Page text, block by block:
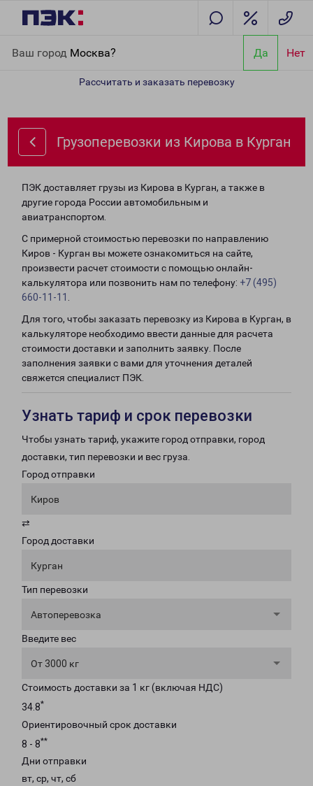
Ваш город Москва? Да Нет
Рассчитать и заказать перевозку
Грузоперевозки из Кирова в Курган
ПЭК доставляет грузы из Кирова в Курган, а также в
другие города России автомобильным и
авиатранспортом.
С примерной стоимостью перевозки по направлению
Киров - Курган вы можете ознакомиться на сайте,
произвести расчет стоимости с помощью онлайн-
калькулятора или позвонить нам по телефону: +7 (495)
660-11-11
Для того, чтобы заказать перевозку из Кирова в Курган, в
калькуляторе необходимо ввести данные для расчета
стоимости доставки и заполнить заявку. После
заполнения заявки с вами для уточнения деталей
свяжется специалист ПЭК.
Узнать тариф и срок перевозки
Чтобы узнать тариф, укажите город отправки, город
доставки, тип перевозки и вес груза.
Город отправки
Киров
⇄
Город доставки
Курган
Тип перевозки
Автоперевозка
Введите вес
От 3000 кг
Стоимость доставки за 1 кг (включая НДС)
34.8*
Ориентировочный срок доставки
8 - 8**
Дни отправки
вт, ср, чт, сб